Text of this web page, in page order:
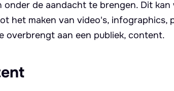
de aandacht te brengen. Dit
het maken van video's, infographics,
overbrengt aan een publiek, content.